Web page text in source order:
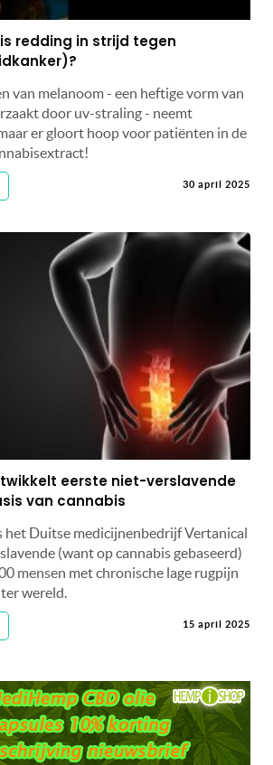
redding in strijd tegen
van melanoom - een heftige vorm van
door uv-straling - neemt
er gloort hoop voor patiënten in de
30 april 2025
eerste niet-verslavende
van cannabis
het Duitse medicijnenbedrijf Vertanical
(want op cannabis gebaseerd)
mensen met chronische lage rugpijn
wereld.
15 april 2025